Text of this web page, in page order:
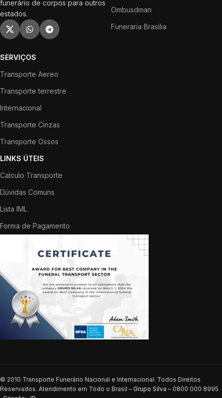
funerário de corpos para outros
estados.
Ombusdman
Funeraria Brasilia
SERVIÇOS
Transporte Aereo
Transporte terrestre
Internacional
Transporte Cinzas
Transporte Ossos
LINKS ÚTEIS
Calculo Transporte
Dúvidas Comuns
Lista IML
Forma de Pagamento
© 2010 Transporte Funerário Nacional e Internacional. Todos Direitos
Reservados. Atendimento em Todo o Brasil – Grupo Silva – 0800 000 8995